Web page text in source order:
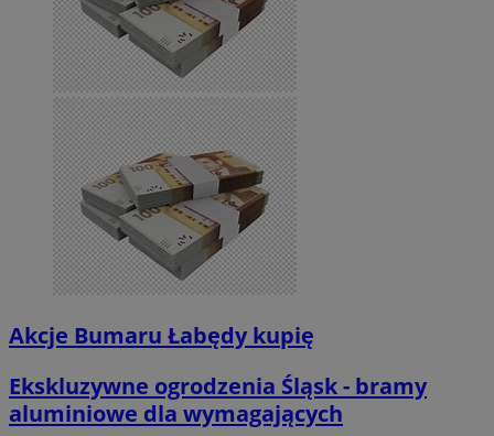
Akcje Bumaru Łabędy kupię
Ekskluzywne ogrodzenia Śląsk - bramy
aluminiowe dla wymagających